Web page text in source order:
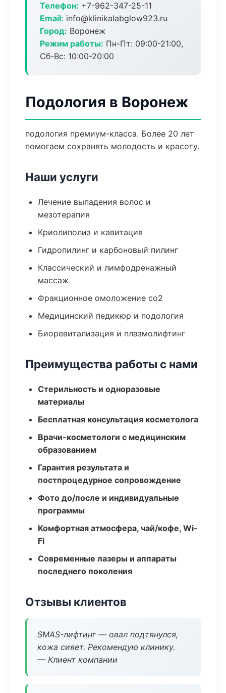
Телефон: +7-962-347-25-11
Email: info@klinikalabglow923.ru
Город: Воронеж
Режим работы: Пн-Пт: 09:00-21:00,
Сб-Вс: 10:00-20:00
Подология в Воронеж
подология премиум-класса. Более 20 лет
помогаем сохранять молодость и красоту.
Наши услуги
Лечение выпадения волос и
мезотерапия
Криолиполиз и кавитация
Гидропилинг и карбоновый пилинг
Классический и лимфодренажный
массаж
Фракционное омоложение co2
Медицинский педикюр и подология
Биоревитализация и плазмолифтинг
Преимущества работы с нами
Стерильность и одноразовые
материалы
Бесплатная консультация косметолога
Врачи-косметологи с медицинским
образованием
Гарантия результата и
постпроцедурное сопровождение
Фото до/после и индивидуальные
программы
Комфортная атмосфера, чай/кофе, Wi-
Fi
Современные лазеры и аппараты
последнего поколения
Отзывы клиентов
SMAS-лифтинг — овал подтянулся,
кожа сияет. Рекомендую клинику.
— Клиент компании